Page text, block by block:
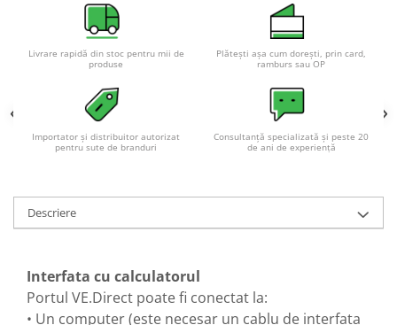
Baterii si acumulatori AGM VRLA
Acumulatori Moto, ATV
Li-Ion
Tractiune
Marine & Caravan
Pachete acumulatori VRLA
Sisteme de management (BMS)
Livrare rapidă din stoc pentru mii de
produse
Plătești așa cum dorești, prin card,
ramburs sau OP
Importator și distribuitor autorizat
pentru sute de branduri
Consultanță specializată și peste 20
de ani de experiență
Descriere
Interfata cu calculatorul
Portul VE.Direct poate fi conectat la:
• Un computer (este necesar un cablu de interfata